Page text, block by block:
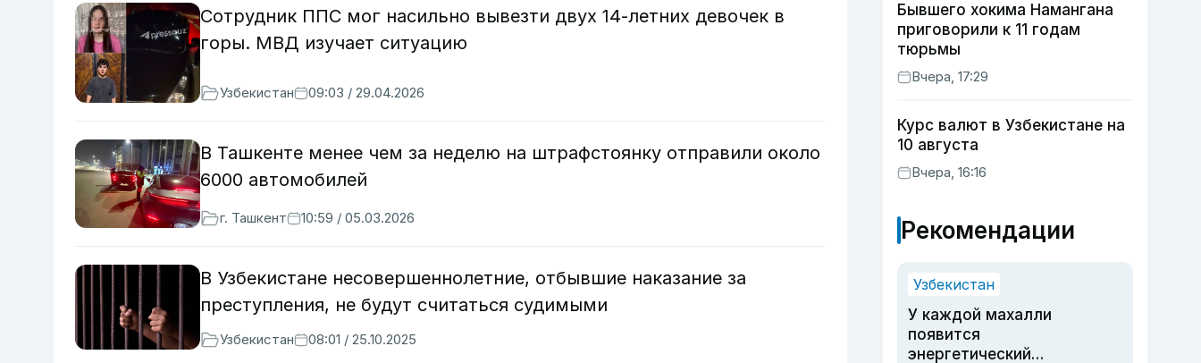
Сотрудник ППС мог насильно вывезти двух 14-летних девочек в
горы. МВД изучает ситуацию
Узбекистан 09:03 / 29.04.2026
В Ташкенте менее чем за неделю на штрафстоянку отправили около
6000 автомобилей
г. Ташкент 10:59 / 05.03.2026
В Узбекистане несовершеннолетние, отбывшие наказание за
преступления, не будут считаться судимыми
Узбекистан 08:01 / 25.10.2025
Бывшего хокима Намангана
приговорили к 11 годам
тюрьмы
Вчера, 17:29
Курс валют в Узбекистане на
10 августа
Вчера, 16:16
Рекомендации
Узбекистан
У каждой махалли
появится
энергетический